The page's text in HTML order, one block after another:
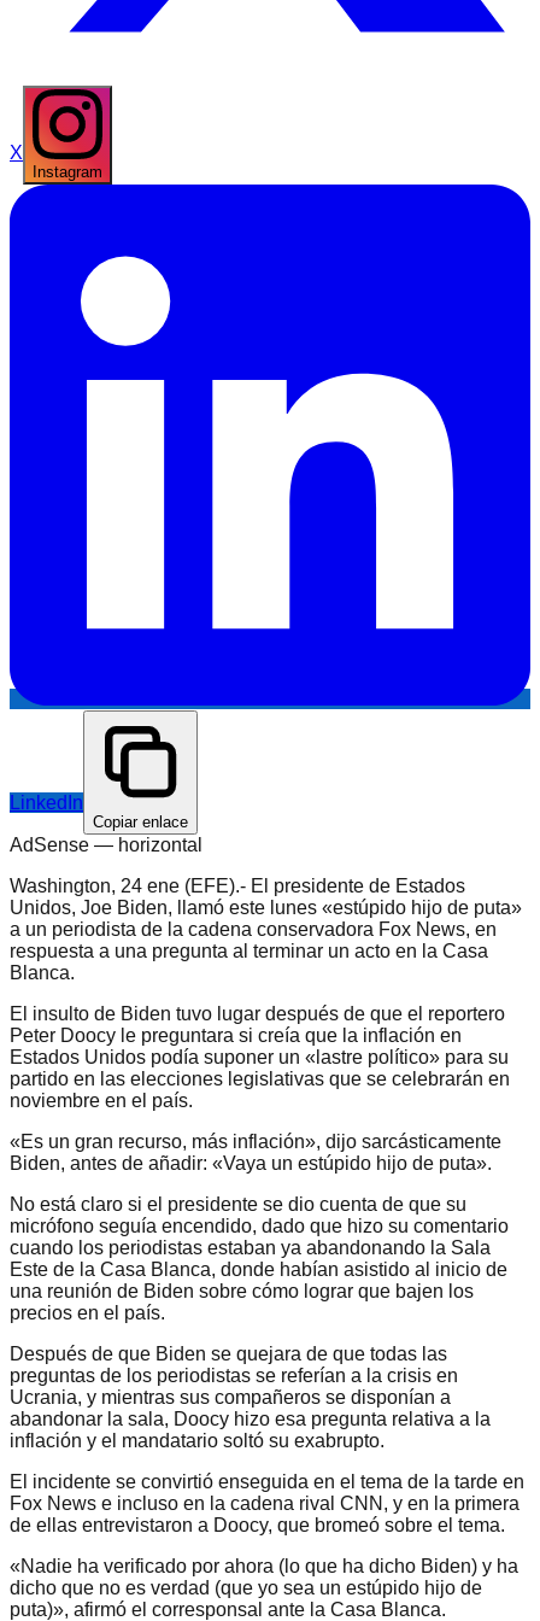
X
Instagram
LinkedIn
Copiar enlace
AdSense — horizontal
Washington, 24 ene (EFE).- El presidente de Estados
Unidos, Joe Biden, llamó este lunes «estúpido hijo de puta»
a un periodista de la cadena conservadora Fox News, en
respuesta a una pregunta al terminar un acto en la Casa
Blanca.
El insulto de Biden tuvo lugar después de que el reportero
Peter Doocy le preguntara si creía que la inflación en
Estados Unidos podía suponer un «lastre político» para su
partido en las elecciones legislativas que se celebrarán en
noviembre en el país.
«Es un gran recurso, más inflación», dijo sarcásticamente
Biden, antes de añadir: «Vaya un estúpido hijo de puta».
No está claro si el presidente se dio cuenta de que su
micrófono seguía encendido, dado que hizo su comentario
cuando los periodistas estaban ya abandonando la Sala
Este de la Casa Blanca, donde habían asistido al inicio de
una reunión de Biden sobre cómo lograr que bajen los
precios en el país.
Después de que Biden se quejara de que todas las
preguntas de los periodistas se referían a la crisis en
Ucrania, y mientras sus compañeros se disponían a
abandonar la sala, Doocy hizo esa pregunta relativa a la
inflación y el mandatario soltó su exabrupto.
El incidente se convirtió enseguida en el tema de la tarde en
Fox News e incluso en la cadena rival CNN, y en la primera
de ellas entrevistaron a Doocy, que bromeó sobre el tema.
«Nadie ha verificado por ahora (lo que ha dicho Biden) y ha
dicho que no es verdad (que yo sea un estúpido hijo de
puta)», afirmó el corresponsal ante la Casa Blanca.